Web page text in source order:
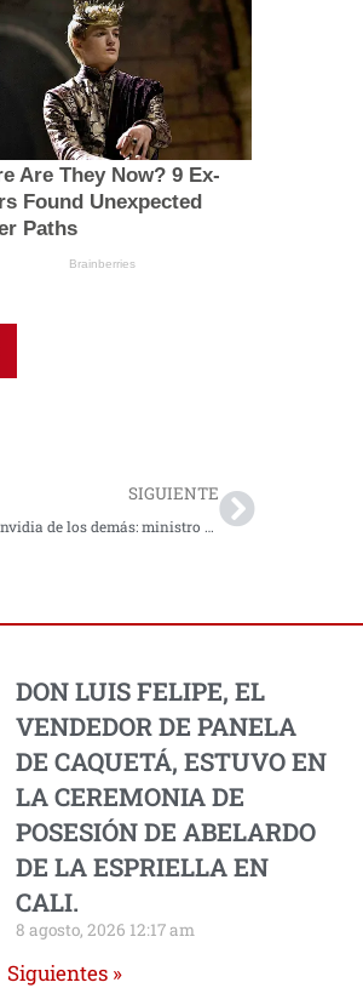
SIGUIENTE
No voy a desgastarme por la envidia de los demás: ministro de Transporte
DON LUIS FELIPE, EL
VENDEDOR DE PANELA
DE CAQUETÁ, ESTUVO EN
LA CEREMONIA DE
POSESIÓN DE ABELARDO
DE LA ESPRIELLA EN
CALI.
8 agosto, 2026 12:17 am
Siguientes »